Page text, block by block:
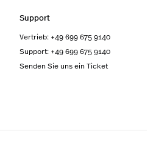
Support
Vertrieb: +49 699 675 9140
Support: +49 699 675 9140
Senden Sie uns ein Ticket